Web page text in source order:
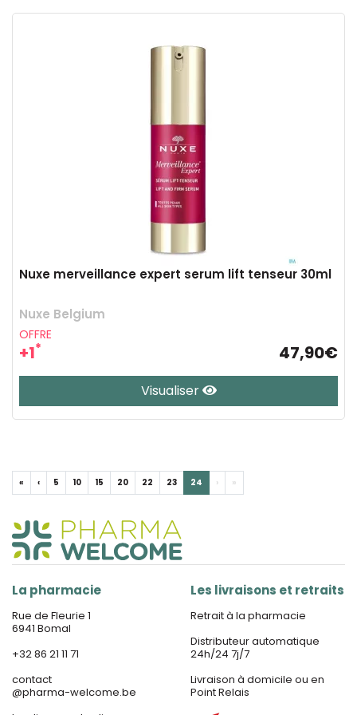
Nuxe merveillance expert serum lift tenseur 30ml
Nuxe Belgium
OFFRE
+1* 47,90€
Visualiser
« ‹ 5 10 15 20 22 23 24 › »
La pharmacie
Rue de Fleurie 1
6941 Bomal
+32 86 21 11 71
contact
@pharma-welcome.be
Les livraisons et retraits
Retrait à la pharmacie
Distributeur automatique
24h/24 7j/7
Livraison à domicile ou en
Point Relais